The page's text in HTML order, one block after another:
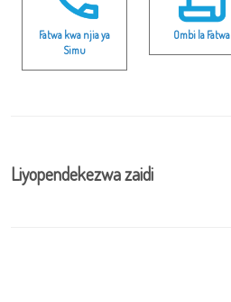
Fatwa kwa njia ya
Simu
Ombi la Fatwa
Liyopendekezwa zaidi